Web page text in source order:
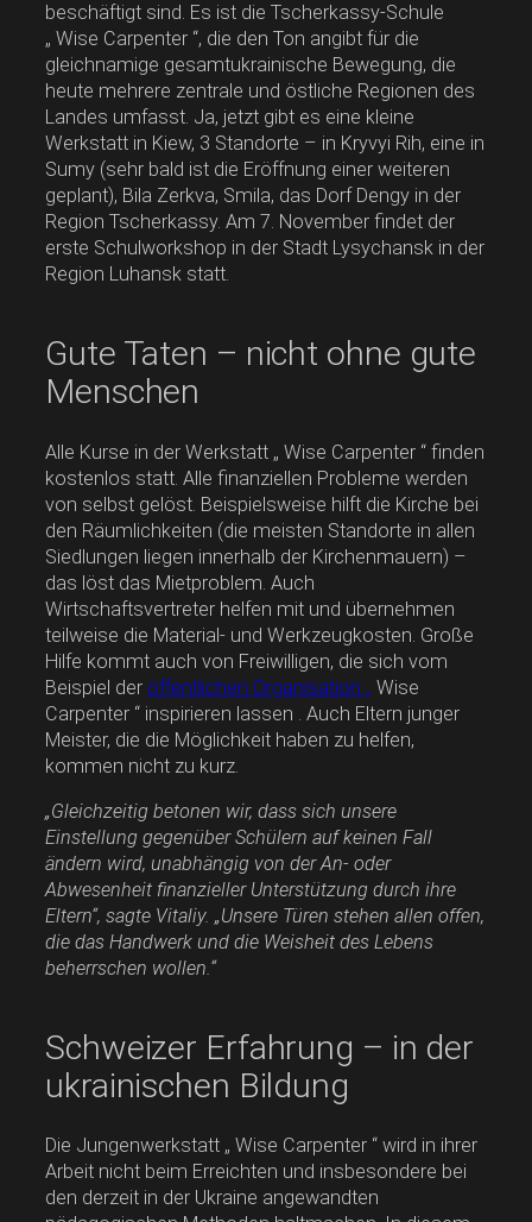
beschäftigt sind. Es ist die Tscherkassy-Schule
„ Wise Carpenter “, die den Ton angibt für die
gleichnamige gesamtukrainische Bewegung, die
heute mehrere zentrale und östliche Regionen des
Landes umfasst. Ja, jetzt gibt es eine kleine
Werkstatt in Kiew, 3 Standorte – in Kryvyi Rih, eine in
Sumy (sehr bald ist die Eröffnung einer weiteren
geplant), Bila Zerkva, Smila, das Dorf Dengy in der
Region Tscherkassy. Am 7. November findet der
erste Schulworkshop in der Stadt Lysychansk in der
Region Luhansk statt.
Gute Taten – nicht ohne gute
Menschen
Alle Kurse in der Werkstatt „ Wise Carpenter “ finden
kostenlos statt. Alle finanziellen Probleme werden
von selbst gelöst. Beispielsweise hilft die Kirche bei
den Räumlichkeiten (die meisten Standorte in allen
Siedlungen liegen innerhalb der Kirchenmauern) –
das löst das Mietproblem. Auch
Wirtschaftsvertreter helfen mit und übernehmen
teilweise die Material- und Werkzeugkosten. Große
Hilfe kommt auch von Freiwilligen, die sich vom
Beispiel der öffentlichen Organisation „ Wise
Carpenter “ inspirieren lassen . Auch Eltern junger
Meister, die die Möglichkeit haben zu helfen,
kommen nicht zu kurz.
„Gleichzeitig betonen wir, dass sich unsere
Einstellung gegenüber Schülern auf keinen Fall
ändern wird, unabhängig von der An- oder
Abwesenheit finanzieller Unterstützung durch ihre
Eltern“, sagte Vitaliy. „Unsere Türen stehen allen offen,
die das Handwerk und die Weisheit des Lebens
beherrschen wollen.“
Schweizer Erfahrung – in der
ukrainischen Bildung
Die Jungenwerkstatt „ Wise Carpenter “ wird in ihrer
Arbeit nicht beim Erreichten und insbesondere bei
den derzeit in der Ukraine angewandten